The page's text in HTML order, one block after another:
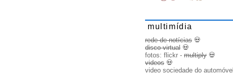
multimídia
rede de notícias 💀
disco virtual 💀
fotos: flickr - multiply 💀
videos 💀
video sociedade do automóvel